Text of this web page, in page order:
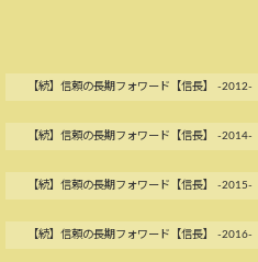
【続】信頼の長期フォワード【信長】 -2012-
【続】信頼の長期フォワード【信長】 -2014-
【続】信頼の長期フォワード【信長】 -2015-
【続】信頼の長期フォワード【信長】 -2016-